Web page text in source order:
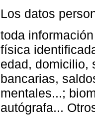
Los datos
toda
física
edad, domicilio,
bancarias,
mentales...;
autógrafa...